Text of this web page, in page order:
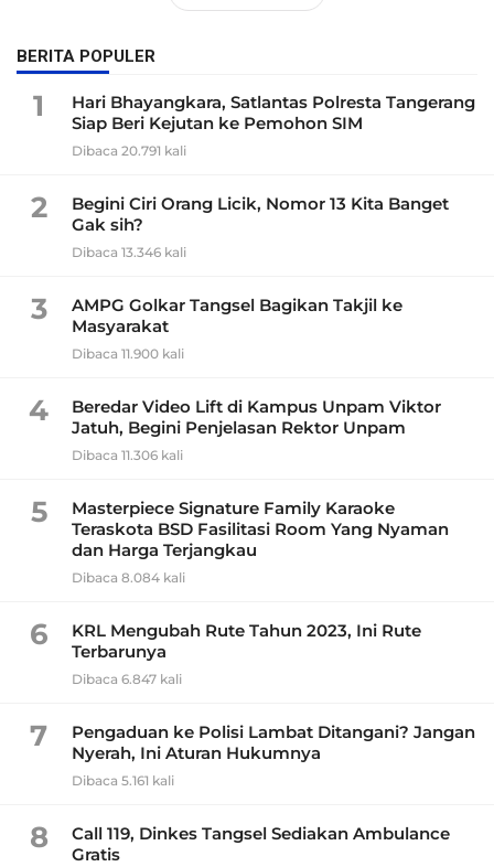
BERITA POPULER
1
Hari Bhayangkara, Satlantas Polresta Tangerang
Siap Beri Kejutan ke Pemohon SIM
Dibaca 20.791 kali
2
Begini Ciri Orang Licik, Nomor 13 Kita Banget
Gak sih?
Dibaca 13.346 kali
3
AMPG Golkar Tangsel Bagikan Takjil ke
Masyarakat
Dibaca 11.900 kali
4
Beredar Video Lift di Kampus Unpam Viktor
Jatuh, Begini Penjelasan Rektor Unpam
Dibaca 11.306 kali
5
Masterpiece Signature Family Karaoke
Teraskota BSD Fasilitasi Room Yang Nyaman
dan Harga Terjangkau
Dibaca 8.084 kali
6
KRL Mengubah Rute Tahun 2023, Ini Rute
Terbarunya
Dibaca 6.847 kali
7
Pengaduan ke Polisi Lambat Ditangani? Jangan
Nyerah, Ini Aturan Hukumnya
Dibaca 5.161 kali
8
Call 119, Dinkes Tangsel Sediakan Ambulance
Gratis